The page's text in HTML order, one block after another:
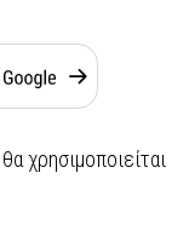
χρησιμοποιείται